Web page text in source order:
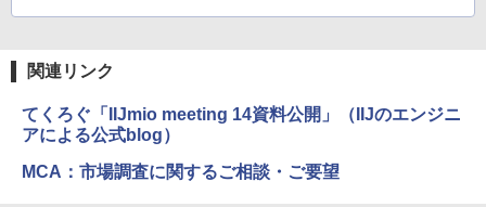
関連リンク
てくろぐ「IIJmio meeting 14資料公開」（IIJのエンジニ
アによる公式blog）
MCA：市場調査に関するご相談・ご要望